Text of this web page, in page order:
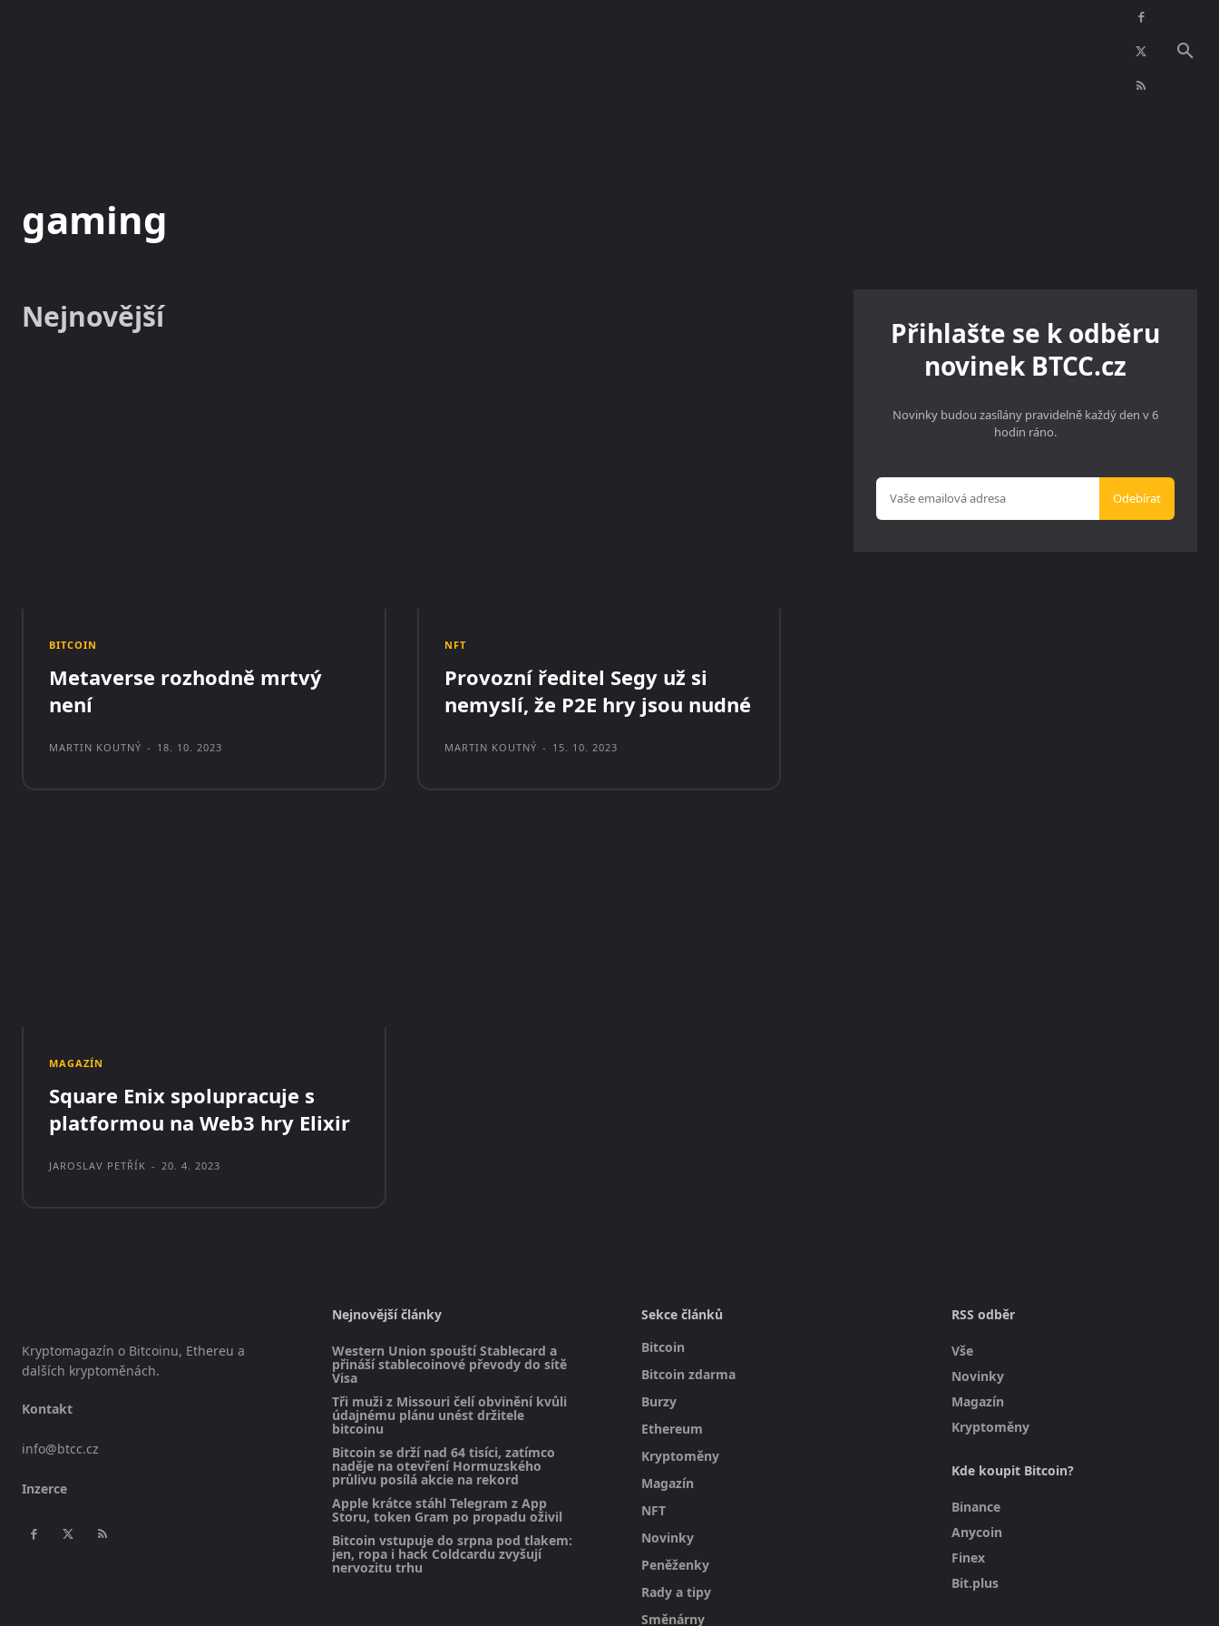
gaming
Nejnovější
BITCOIN
Metaverse rozhodně mrtvý
není
MARTIN KOUTNÝ - 18. 10. 2023
NFT
Provozní ředitel Segy už si
nemyslí, že P2E hry jsou nudné
MARTIN KOUTNÝ - 15. 10. 2023
MAGAZÍN
Square Enix spolupracuje s
platformou na Web3 hry Elixir
JAROSLAV PETŘÍK - 20. 4. 2023
Přihlašte se k odběru
novinek BTCC.cz
Novinky budou zasílány pravidelně každý den v 6
hodin ráno.
Odebírat
Kryptomagazín o Bitcoinu, Ethereu a
dalších kryptoměnách.
Kontakt
info@btcc.cz
Inzerce
Nejnovější články
Western Union spouští Stablecard a
přináší stablecoinové převody do sítě
Visa
Tři muži z Missouri čelí obvinění kvůli
údajnému plánu unést držitele
bitcoinu
Bitcoin se drží nad 64 tisíci, zatímco
naděje na otevření Hormuzského
průlivu posílá akcie na rekord
Apple krátce stáhl Telegram z App
Storu, token Gram po propadu oživil
Bitcoin vstupuje do srpna pod tlakem:
jen, ropa i hack Coldcardu zvyšují
nervozitu trhu
Sekce článků
Bitcoin
Bitcoin zdarma
Burzy
Ethereum
Kryptoměny
Magazín
NFT
Novinky
Peněženky
Rady a tipy
Směnárny
RSS odběr
Vše
Novinky
Magazín
Kryptoměny
Kde koupit Bitcoin?
Binance
Anycoin
Finex
Bit.plus